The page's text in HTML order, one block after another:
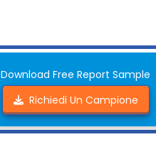
Download Free Report Sample
Richiedi Un Campione